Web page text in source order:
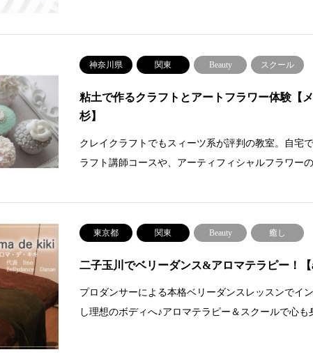
神奈川県 関東 Beauty スクール
粘土で作るクラフトとアートフラワー体験【
杉】
クレイクラフトでもスィーツ系が評判の教室。自宅
ラフト講師コースや、アーティフィシャルフラワー
東京都 関東 Beauty 癒し
二子玉川でベリーダンス&アロマテラピー！
プロダンサーによる本格ベリーダンスレッスンでイ
し理想のボディへ♪アロマテラピー＆スクールで心も